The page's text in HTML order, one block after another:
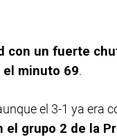
con un fuerte
minuto 69.
el 3-1 ya era
grupo 2 de la